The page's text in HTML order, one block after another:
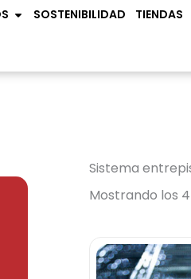
OPEN PRODUCTOS
SOSTENIBILIDAD TIENDAS
Sistema
Mostrando los